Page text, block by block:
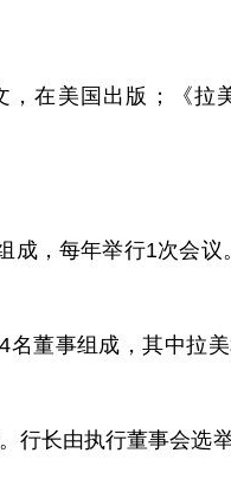
在美国出版；《拉
，每年举行1次会议
董事组成，其中拉
行长由执行董事会选